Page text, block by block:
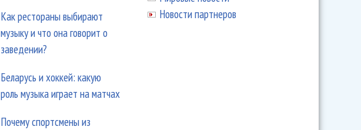
Как рестораны выбирают
музыку и что она говорит о
заведении?
Беларусь и хоккей: какую
роль музыка играет на матчах
Почему спортсмены из
Новости партнеров